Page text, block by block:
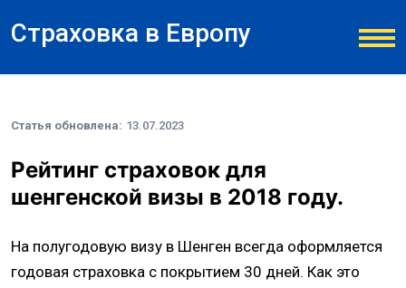
Страховка в Европу
Статья обновлена: 13.07.2023
Рейтинг страховок для
шенгенской визы в 2018 году.
На полугодовую визу в Шенген всегда оформляется
годовая страховка с покрытием 30 дней. Как это